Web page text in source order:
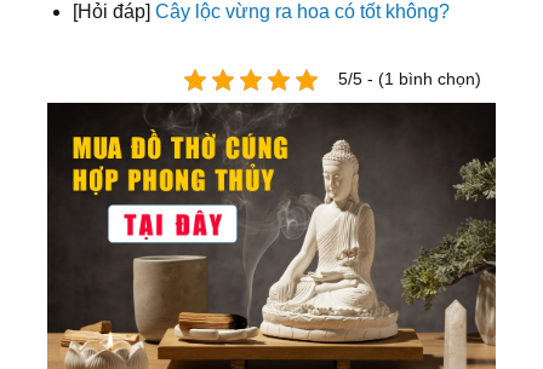
[Hỏi đáp] Cây lộc vừng ra hoa có tốt không?
5/5 - (1 bình chọn)